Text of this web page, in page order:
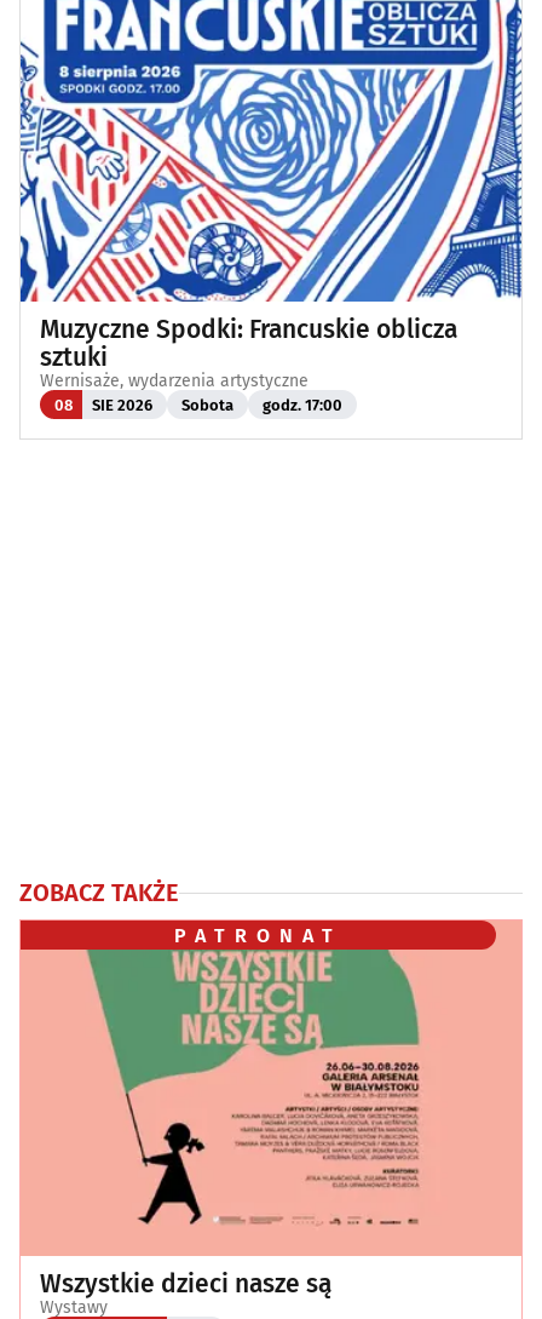
Muzyczne Spodki: Francuskie oblicza
sztuki
Wernisaże, wydarzenia artystyczne
08 SIE 2026 Sobota godz. 17:00
ZOBACZ TAKŻE
PATRONAT
Wszystkie dzieci nasze są
Wystawy